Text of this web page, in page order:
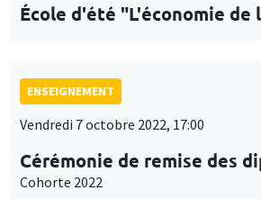
École d'été "L'économie de
ENSEIGNEMENT
Vendredi 7 octobre 2022, 17:00
Cérémonie de remise des
Cohorte 2022